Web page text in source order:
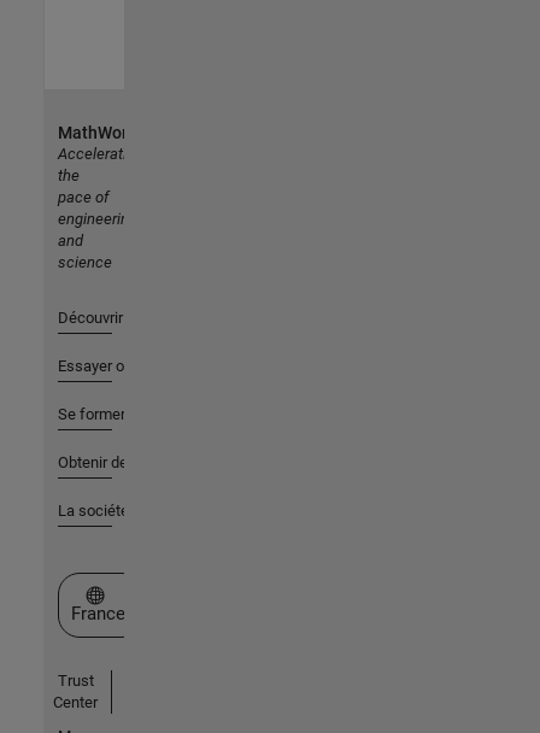
MathWorks
Accelerating
the
pace of
engineering
and
science
Découvrir les produits
Essayer ou acheter
Se former
Obtenir de l'aide
La société
Sélectionner un site web
France
Trust
Center